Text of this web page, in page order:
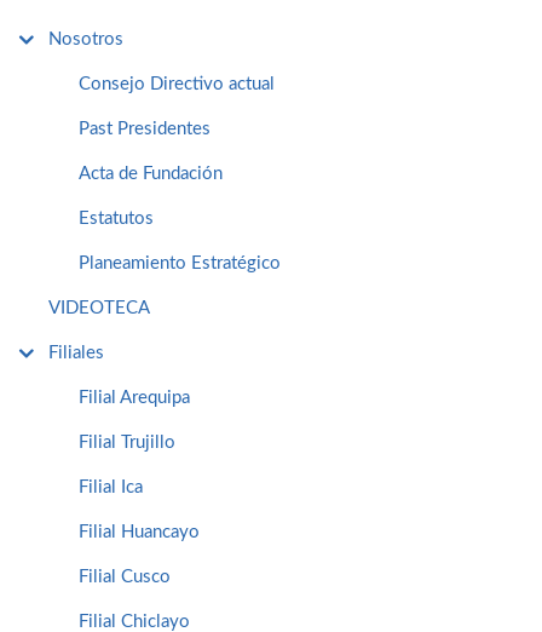
Nosotros
Consejo Directivo actual
Past Presidentes
Acta de Fundación
Estatutos
Planeamiento Estratégico
VIDEOTECA
Filiales
Filial Arequipa
Filial Trujillo
Filial Ica
Filial Huancayo
Filial Cusco
Filial Chiclayo